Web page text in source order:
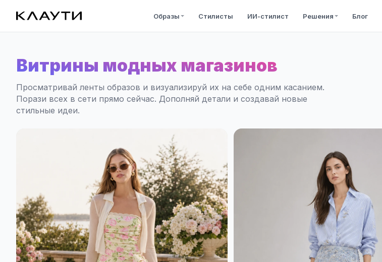
Образы Стилисты ИИ-стилист Решения Блог
Витрины модных магазинов
Просматривай ленты образов и визуализируй их на себе одним касанием.
Порази всех в сети прямо сейчас. Дополняй детали и создавай новые
стильные идеи.